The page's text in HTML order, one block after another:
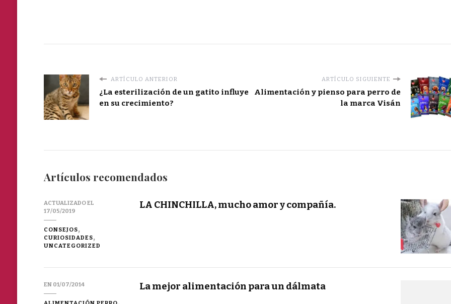
ARTÍCULO ANTERIOR
¿La esterilización de un gatito influye
en su crecimiento?
ARTÍCULO SIGUIENTE
Alimentación y pienso para perro de
la marca Visán
Artículos recomendados
ACTUALIZADO EL
17/05/2019
CONSEJOS
CURIOSIDADES
UNCATEGORIZED
LA CHINCHILLA, mucho amor y compañía.
EN 01/07/2014 La mejor alimentación para un dálmata